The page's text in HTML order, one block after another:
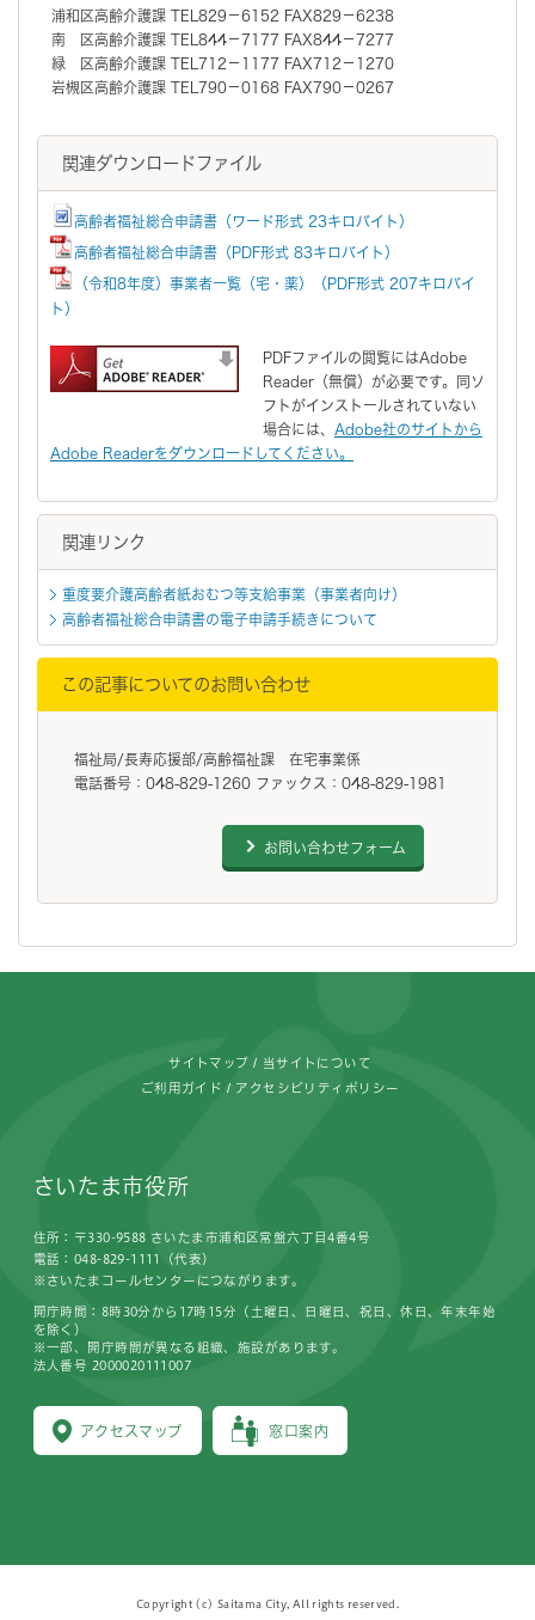
浦和区高齢介護課 TEL829－6152 FAX829－6238
南 区高齢介護課 TEL844－7177 FAX844－7277
緑 区高齢介護課 TEL712－1177 FAX712－1270
岩槻区高齢介護課 TEL790－0168 FAX790－0267
関連ダウンロードファイル
高齢者福祉総合申請書（ワード形式 23キロバイト）
高齢者福祉総合申請書（PDF形式 83キロバイト）
（令和8年度）事業者一覧（宅・薬）（PDF形式 207キロバイ
ト）
PDFファイルの閲覧にはAdobe
Reader（無償）が必要です。同ソ
フトがインストールされていない
場合には、 Adobe社のサイトから
Adobe Readerをダウンロードしてください。
関連リンク
重度要介護高齢者紙おむつ等支給事業（事業者向け）
高齢者福祉総合申請書の電子申請手続きについて
この記事についてのお問い合わせ
福祉局/長寿応援部/高齢福祉課 在宅事業係
電話番号：048-829-1260 ファックス：048-829-1981
お問い合わせフォーム
サイトマップ 当サイトについて
ご利用ガイド アクセシビリティポリシー
さいたま市役所
住所：〒330-9588 さいたま市浦和区常盤六丁目4番4号
電話：048-829-1111（代表）
※さいたまコールセンターにつながります。
アクセスマップ 窓口案内
開庁時間：8時30分から17時15分（土曜日、日曜日、祝日、休日、年末年始
を除く）
※一部、開庁時間が異なる組織、施設があります。
法人番号 2000020111007
Copyright (c) Saitama City, All rights reserved.